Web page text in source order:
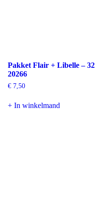
Pakket Flair + Libelle – 32
20266
€ 7,50
+ In winkelmand